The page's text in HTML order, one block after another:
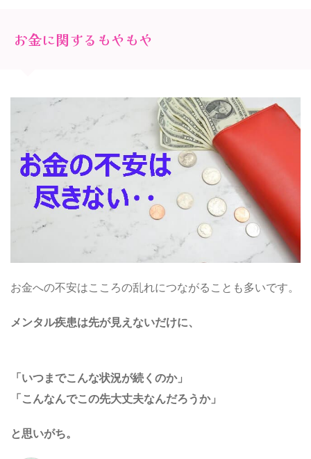
お金に関するもやもや
お金への不安はこころの乱れにつながることも多いです。
メンタル疾患は先が見えないだけに、
「いつまでこんな状況が続くのか」
「こんなんでこの先大丈夫なんだろうか」
と思いがち。